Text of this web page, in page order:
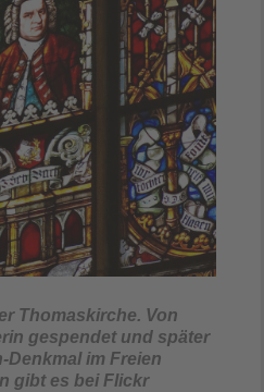
Thomaskirche. Von
gespendet und später
Denkmal im Freien
gibt es bei Flickr